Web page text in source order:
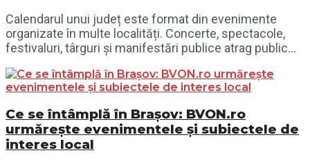
Calendarul unui județ este format din evenimente
organizate în multe localități. Concerte, spectacole,
festivaluri, târguri și manifestări publice atrag public...
Ce se întâmplă în Brașov: BVON.ro
urmărește evenimentele și subiectele de
interes local